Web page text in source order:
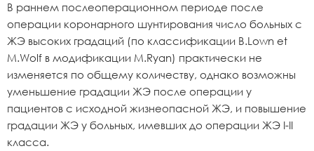
В раннем послеоперационном периоде после
операции коронарного шунтирования число больных с
ЖЭ высоких градаций (по классификации B.Lown et
M.Wolf в модификации M.Ryan) практически не
изменяется по общему количеству, однако возможны
уменьшение градации ЖЭ после операции у
пациентов с исходной жизнеопасной ЖЭ, и повышение
градации ЖЭ у больных, имевших до операции ЖЭ I-II
класса.